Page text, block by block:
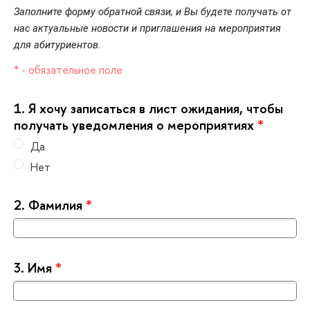
Заполните форму обратной связи, и Вы будете получать от
нас актуальные новости и приглашения на мероприятия
для абитуриентов.
* - обязательное поле
1. Я хочу записаться в лист ожидания, чтобы
получать уведомления о мероприятиях *
Да
Нет
2. Фамилия *
3. Имя *